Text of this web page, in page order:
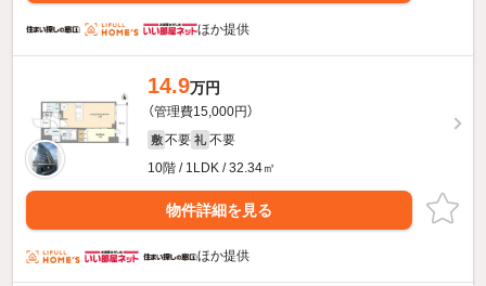
ほか提供
14.9万円
（管理費15,000円）
敷 不要 礼 不要
10階 / 1LDK / 32.34㎡
物件詳細を見る
ほか提供